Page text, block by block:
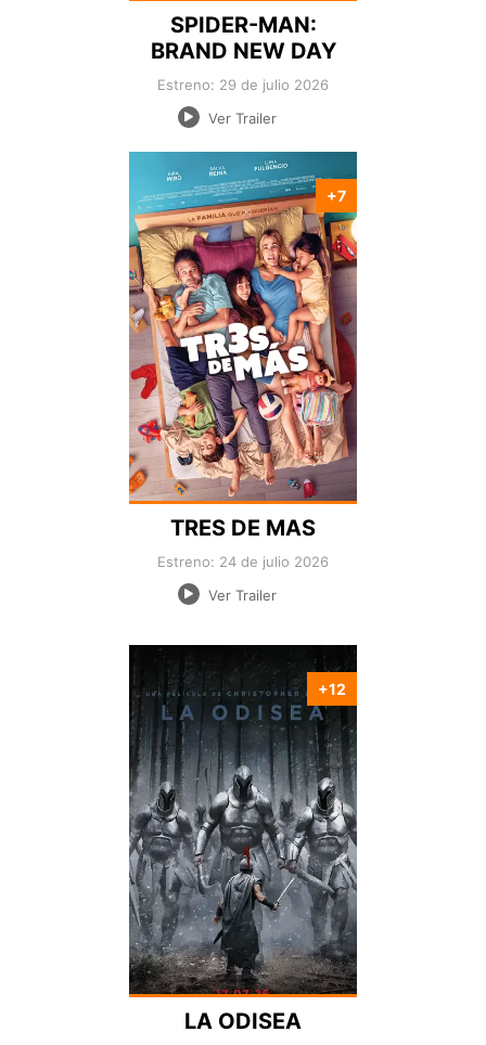
SPIDER-MAN:
BRAND NEW DAY
Estreno: 29 de julio 2026
Ver Trailer
+7
TRES DE MAS
Estreno: 24 de julio 2026
Ver Trailer
Nacionalidad:
Director:
Estreno:
Genero:
Duración:
+12
LA ODISEA
Nacionalidad:
Director:
Estreno:
Genero:
Duración: